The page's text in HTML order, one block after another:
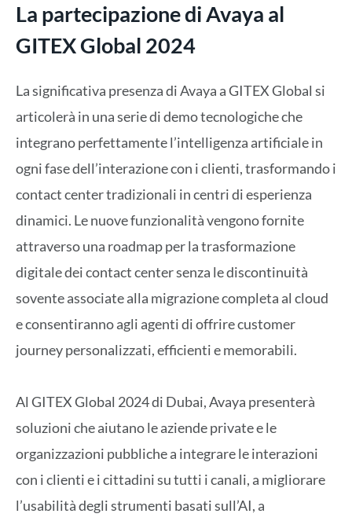
La partecipazione di Avaya al
GITEX Global 2024
La significativa presenza di Avaya a GITEX Global si
articolerà in una serie di demo tecnologiche che
integrano perfettamente l’intelligenza artificiale in
ogni fase dell’interazione con i clienti, trasformando i
contact center tradizionali in centri di esperienza
dinamici. Le nuove funzionalità vengono fornite
attraverso una roadmap per la trasformazione
digitale dei contact center senza le discontinuità
sovente associate alla migrazione completa al cloud
e consentiranno agli agenti di offrire customer
journey personalizzati, efficienti e memorabili.
Al GITEX Global 2024 di Dubai, Avaya presenterà
soluzioni che aiutano le aziende private e le
organizzazioni pubbliche a integrare le interazioni
con i clienti e i cittadini su tutti i canali, a migliorare
l’usabilità degli strumenti basati sull’AI, a